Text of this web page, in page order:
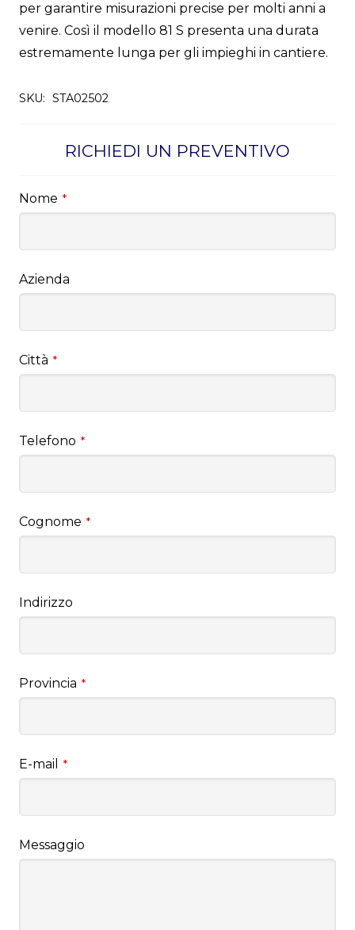
per garantire misurazioni precise per molti anni a
venire. Così il modello 81 S presenta una durata
estremamente lunga per gli impieghi in cantiere.
SKU: STA02502
RICHIEDI UN PREVENTIVO
Nome *
Azienda
Città *
Telefono *
Cognome *
Indirizzo
Provincia *
E-mail *
Messaggio